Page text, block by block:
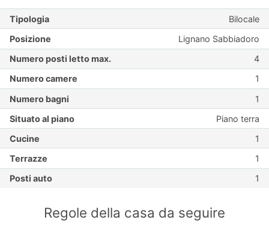
Tipologia
Bilocale
Posizione
Lignano Sabbiadoro
Numero posti letto max.
4
Numero camere
1
Numero bagni
1
Situato al piano
Piano terra
Cucine
1
Terrazze
1
Posti auto
1
Regole della casa da seguire